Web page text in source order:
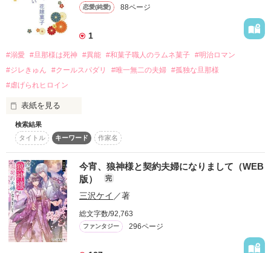
⌒＊｡*ﾟ
五年ぶりに再会した貴方の隣には、
私には向けないカオをして。
どこか呆れながらも、優しい眼差し。
（そっか………）
離れていた間も。
貴方は私の知らないところで、
そうやって笑い合っていたんだね───
恋愛(純愛) 88ページ
1
#溺愛 #旦那様は死神 #異能 #和菓子職人のラムネ菓子 #明治ロマン
#ジレきゅん
#クールスパダリ #唯一無二の夫婦 #孤独な旦那様
#虐げられヒロイン
表紙を見る
明治の帝都。人々の負の感情から生まれる「穢れ」が、街に
瘴気災害を引き起こしていた。
鈴白小春は、草花の精霊の声を聞き、人の心身を癒やす不思
議な菓子を作る菓子職人。
しかし、その力を恐れられ家族からも「呪いの菓子を作る
娘」と疎まれ、居場所を失っていた。
そんな小春に告げられたのは、「死神」と呼ばれる御神影
（みかげ）家当主・朔夜の贄嫁になることだった。
朔夜は穢れを浄化し帝都を守る神職一族の当主。
しかし、その代償として人のぬくもりを失い、触れるものさ
え傷つけてしまう孤独な存在だった。
検索結果
タイトル
キーワード 作家名
今宵、狼神様と契約夫婦になりまして（WEB
版）
完
三沢ケイ ／著
総文字数/92,763
ファンタジー 296ページ